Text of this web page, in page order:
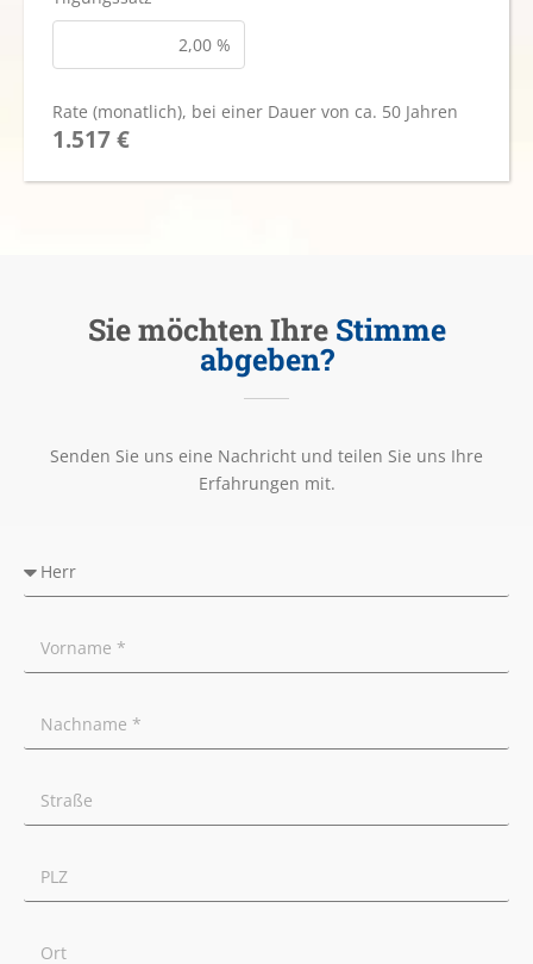
Rate (monatlich), bei einer Dauer von ca. 50 Jahren
1.517 €
Sie möchten Ihre Stimme
abgeben?
Senden Sie uns eine Nachricht und teilen Sie uns Ihre
Erfahrungen mit.